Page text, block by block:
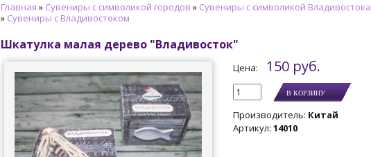
Главная » Сувениры с символикой городов » Сувениры с символикой Владивостока
» Сувениры с Владивостоком
Шкатулка малая дерево "Владивосток"
Цена: 150 руб.
Производитель: Китай
Артикул: 14010